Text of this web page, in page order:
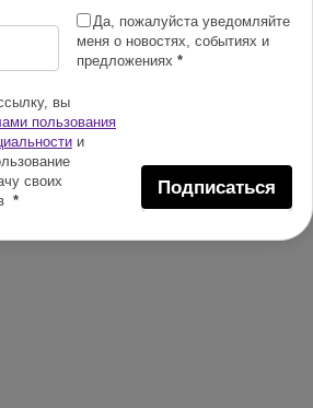
Да, пожалуйста уведомляйте
меня о новостях, событиях и
предложениях *
вы
пользования
и
своих
*
Подписаться